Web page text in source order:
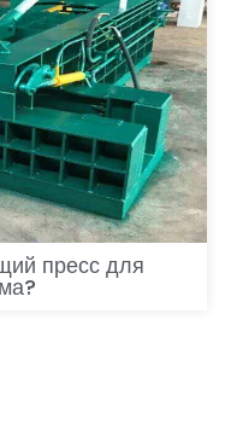
пресс для